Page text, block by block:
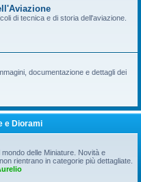
di tecnica e di storia dell'aviazione.
documentazione e dettagli dei
e Diorami
delle Miniature. Novità e
rientrano in categorie più dettagliate.